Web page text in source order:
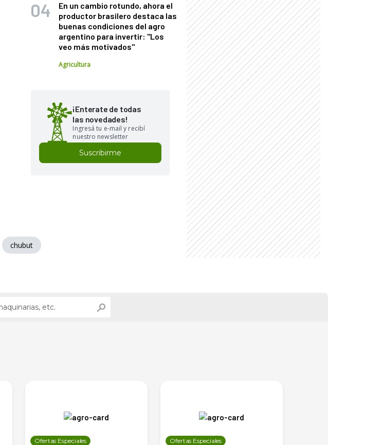
En un cambio rotundo, ahora el
productor brasilero destaca las
buenas condiciones del agro
argentino para invertir: "Los
veo más motivados"
Agricultura
¡Enterate de todas
las novedades!
Ingresá tu e-mail y recibí
nuestro newsletter
Suscribirme
chubut
Ofertas Especiales Ofertas Especiales